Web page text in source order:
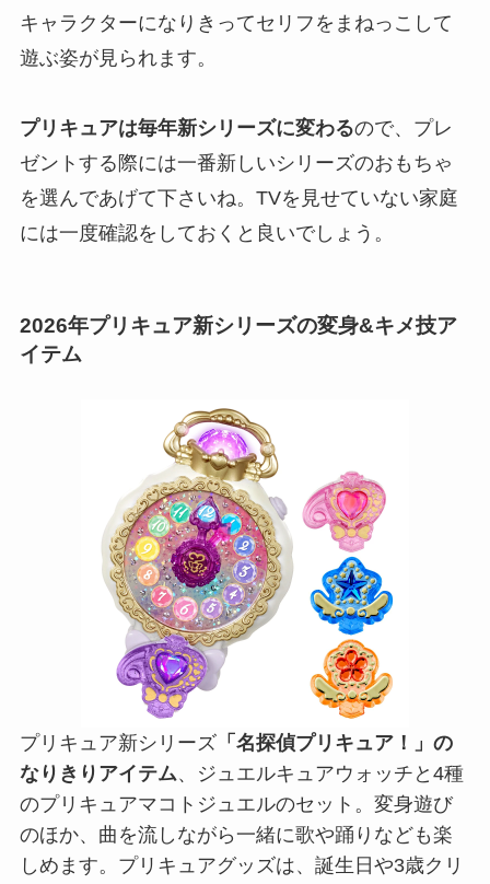
キャラクターになりきってセリフをまねっこして
遊ぶ姿が見られます。
プリキュアは毎年新シリーズに変わるので、プレ
ゼントする際には一番新しいシリーズのおもちゃ
を選んであげて下さいね。TVを見せていない家庭
には一度確認をしておくと良いでしょう。
2026年プリキュア新シリーズの変身&キメ技ア
イテム
プリキュア新シリーズ「名探偵プリキュア！」の
なりきりアイテム、ジュエルキュアウォッチと4種
のプリキュアマコトジュエルのセット。変身遊び
のほか、曲を流しながら一緒に歌や踊りなども楽
しめます。プリキュアグッズは、誕生日や3歳クリ